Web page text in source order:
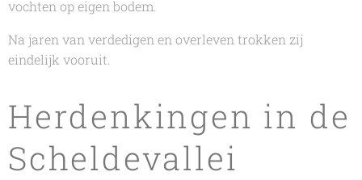
vochten op eigen bodem.
Na jaren van verdedigen en overleven trokken zij
eindelijk vooruit.
Herdenkingen in de
Scheldevallei